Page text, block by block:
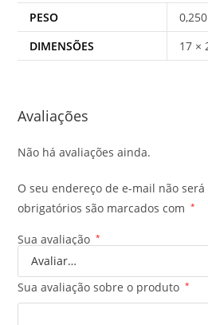
PESO
DIMENSÕES
17 ×
Avaliações
Não há avaliações ainda.
O seu endereço de e-mail não
obrigatórios são marcados com
*
Sua avaliação *
Sua avaliação sobre o produto *